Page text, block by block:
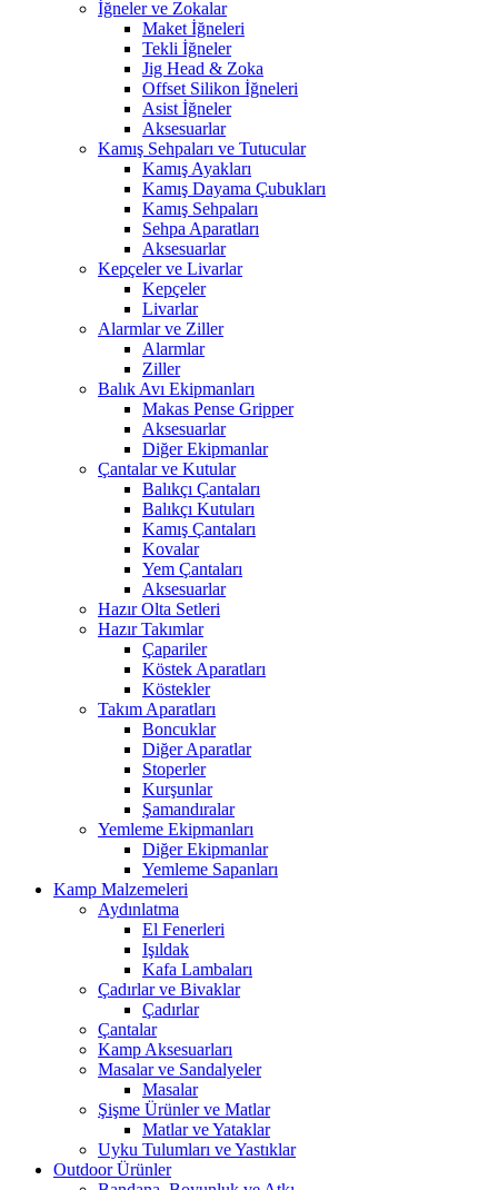
İğneler ve Zokalar
Maket İğneleri
Tekli İğneler
Jig Head & Zoka
Offset Silikon İğneleri
Asist İğneler
Aksesuarlar
Kamış Sehpaları ve Tutucular
Kamış Ayakları
Kamış Dayama Çubukları
Kamış Sehpaları
Sehpa Aparatları
Aksesuarlar
Kepçeler ve Livarlar
Kepçeler
Livarlar
Alarmlar ve Ziller
Alarmlar
Ziller
Balık Avı Ekipmanları
Makas Pense Gripper
Aksesuarlar
Diğer Ekipmanlar
Çantalar ve Kutular
Balıkçı Çantaları
Balıkçı Kutuları
Kamış Çantaları
Kovalar
Yem Çantaları
Aksesuarlar
Hazır Olta Setleri
Hazır Takımlar
Çapariler
Köstek Aparatları
Köstekler
Takım Aparatları
Boncuklar
Diğer Aparatlar
Stoperler
Kurşunlar
Şamandıralar
Yemleme Ekipmanları
Diğer Ekipmanlar
Yemleme Sapanları
Kamp Malzemeleri
Aydınlatma
El Fenerleri
Işıldak
Kafa Lambaları
Çadırlar ve Bivaklar
Çadırlar
Çantalar
Kamp Aksesuarları
Masalar ve Sandalyeler
Masalar
Şişme Ürünler ve Matlar
Matlar ve Yataklar
Uyku Tulumları ve Yastıklar
Outdoor Ürünler